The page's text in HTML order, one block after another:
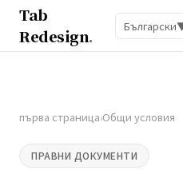
Tab
Redesign. Български
първа страница›Общи условия
ПРАВНИ ДОКУМЕНТИ